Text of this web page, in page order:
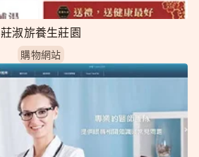
莊淑旂養生莊園
購物網站